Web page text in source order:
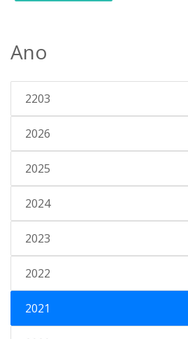
Ano
2203
2026
2025
2024
2023
2022
2021